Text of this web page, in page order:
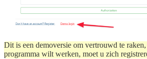
Dit is een demoversie om vertrouwd te
programma wilt werken, moet u zich